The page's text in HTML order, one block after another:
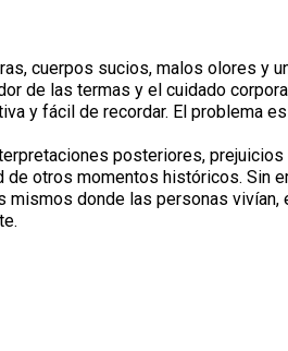
cuerpos sucios, malos olores y
de las termas y el cuidado
y fácil de recordar. El problema
posteriores,
otros momentos históricos. Sin
donde las personas vivían,